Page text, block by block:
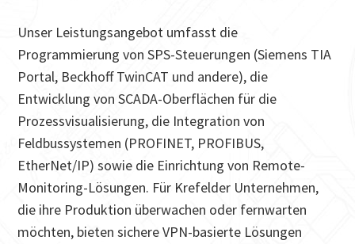
Unser Leistungsangebot umfasst die
Programmierung von SPS-Steuerungen (Siemens TIA
Portal, Beckhoff TwinCAT und andere), die
Entwicklung von SCADA-Oberflächen für die
Prozessvisualisierung, die Integration von
Feldbussystemen (PROFINET, PROFIBUS,
EtherNet/IP) sowie die Einrichtung von Remote-
Monitoring-Lösungen. Für Krefelder Unternehmen,
die ihre Produktion überwachen oder fernwarten
möchten, bieten sichere VPN-basierte Lösungen